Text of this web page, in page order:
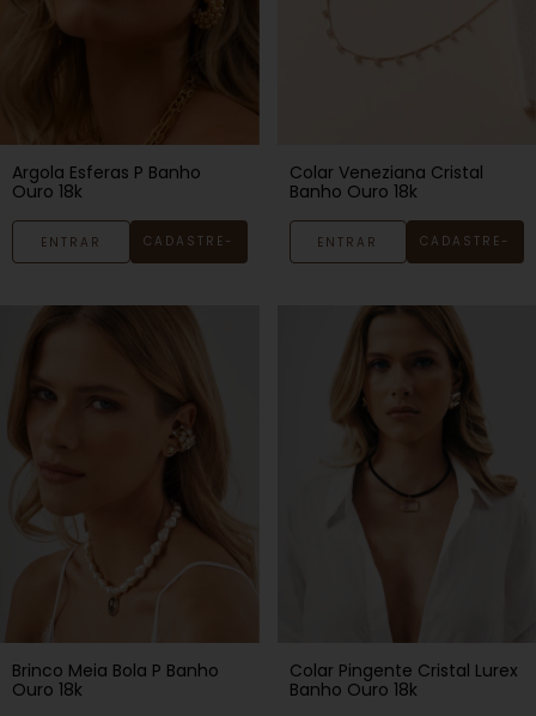
Argola Esferas P Banho
Ouro 18k
ENTRAR CADASTRE-
Colar Veneziana Cristal
Banho Ouro 18k
ENTRAR CADASTRE-
Brinco Meia Bola P Banho
Ouro 18k
Colar Pingente Cristal Lurex
Banho Ouro 18k